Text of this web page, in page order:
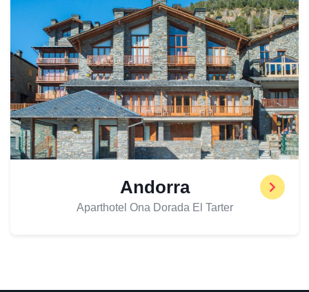
Andorra
Aparthotel Ona Dorada El Tarter